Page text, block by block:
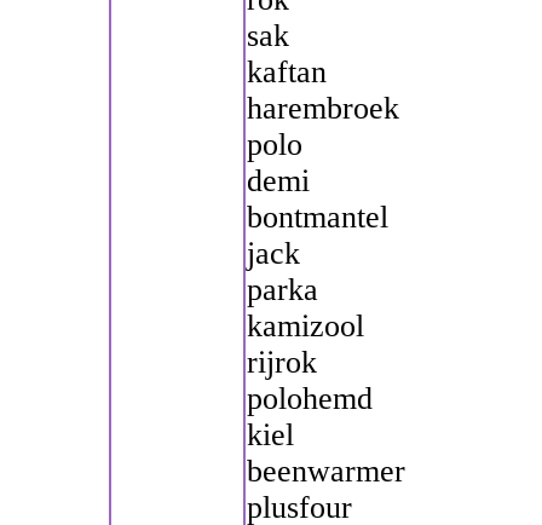
sak
kaftan
harembroek
polo
demi
bontmantel
jack
parka
kamizool
rijrok
polohemd
kiel
beenwarmer
plusfour